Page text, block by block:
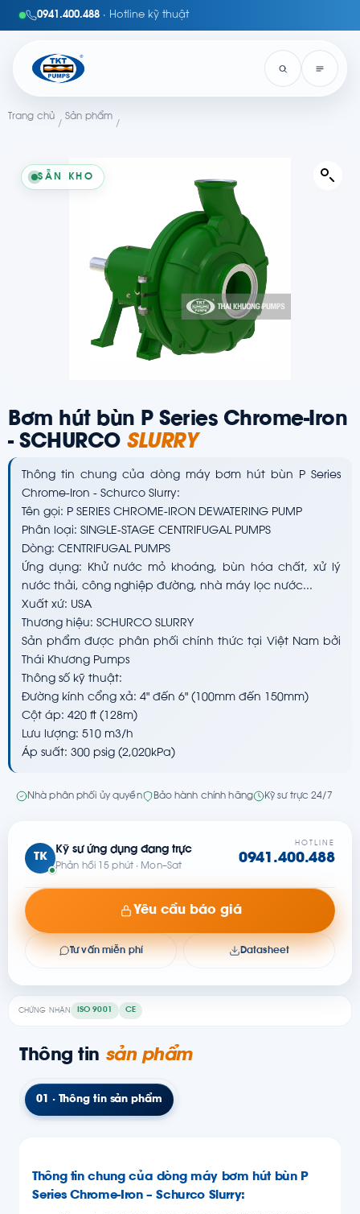
0941.400.488 · Hotline kỹ thuật
Trang chủ
/
Sản phẩm
/
SẴN KHO
CHỨNG NHẬN ISO 9001 CE
Bơm hút bùn P Series Chrome-Iron
- SCHURCO SLURRY
Thông tin chung của dòng máy bơm hút bùn P Series
Chrome-Iron - Schurco Slurry:
Tên gọi: P SERIES CHROME-IRON DEWATERING PUMP
Phân loại: SINGLE-STAGE CENTRIFUGAL PUMPS
Dòng: CENTRIFUGAL PUMPS
Ứng dụng: Khử nước mỏ khoáng, bùn hóa chất, xử lý
nước thải, công nghiệp đường, nhà máy lọc nước...
Xuất xứ: USA
Thương hiệu: SCHURCO SLURRY
Sản phẩm được phân phối chính thức tại Việt Nam bởi
Thái Khương Pumps
Thông số kỹ thuật:
Đường kính cổng xả: 4" đến 6" (100mm đến 150mm)
Cột áp: 420 ft (128m)
Lưu lượng: 510 m3/h
Áp suất: 300 psig (2,020kPa)
Nhà phân phối ủy quyền Bảo hành chính hãng Kỹ sư trực 24/7
TK
Kỹ sư ứng dụng đang trực
Phản hồi 15 phút · Mon–Sat
HOTLINE
0941.400.488
Yêu cầu báo giá
Tư vấn miễn phí Datasheet
Thông tin sản phẩm
01 · Thông tin sản phẩm
Thông tin chung của dòng máy bơm hút bùn P
Series Chrome-Iron – Schurco Slurry: